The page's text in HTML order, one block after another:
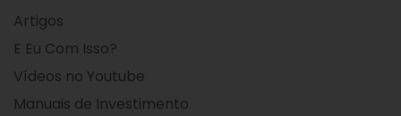
Artigos
E Eu Com Isso?
Vídeos no Youtube
Manuais de Investimento